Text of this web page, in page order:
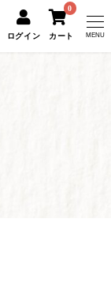
ログイン
0
カート MENU